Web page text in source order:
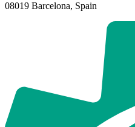
08019 Barcelona, Spain